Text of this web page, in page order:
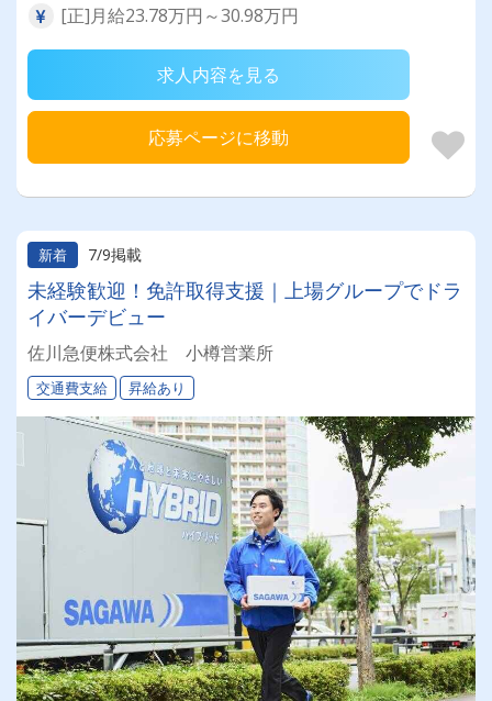
[正]月給23.78万円～30.98万円
求人内容を見る
応募ページに移動
新着 7/9掲載
未経験歓迎！免許取得支援｜上場グループでドラ
イバーデビュー
佐川急便株式会社 小樽営業所
交通費支給 昇給あり